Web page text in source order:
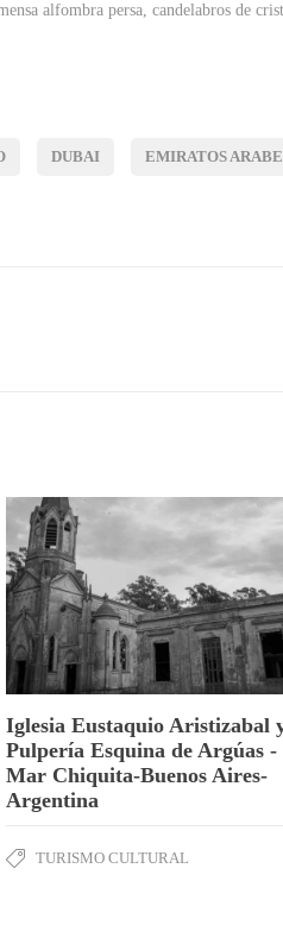
alfombra persa, candelabros de
DUBAI EMIRATOS
Iglesia Eustaquio Aristizabal
Pulpería Esquina de Argúas -
Mar Chiquita-Buenos Aires-
Argentina
TURISMO CULTURAL